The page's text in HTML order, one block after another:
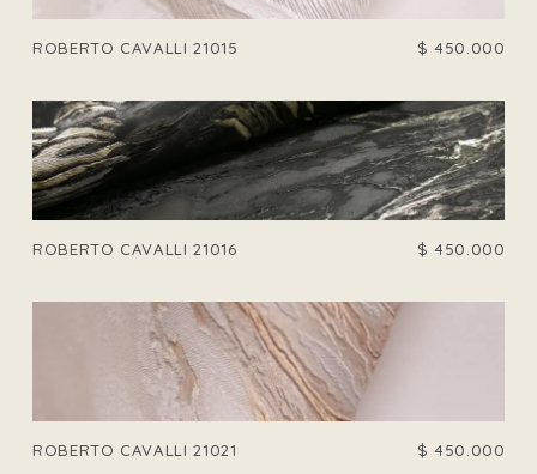
ROBERTO CAVALLI 21015 $ 450.000
ROBERTO CAVALLI 21016 $ 450.000
ROBERTO CAVALLI 21021 $ 450.000